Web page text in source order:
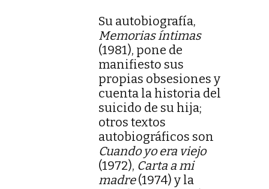
Su autobiografía,
Memorias íntimas
(1981), pone de
manifiesto sus
propias obsesiones y
cuenta la historia del
suicido de su hija;
otros textos
autobiográficos son
Cuando yo era viejo
(1972), Carta a mi
madre(1974) y la